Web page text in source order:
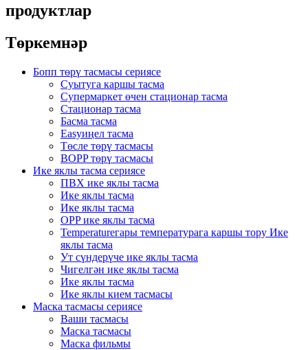
продуктлар
Төркемнәр
Бопп төрү тасмасы сериясе
Суытуга каршы тасма
Супермаркет өчен стационар тасма
Стационар тасма
Басма тасма
Easyиңел тасма
Төсле төрү тасмасы
BOPP төрү тасмасы
Ике яклы тасма сериясе
ПВХ ике яклы тасма
Ике яклы тасма
Ике яклы тасма
OPP ике яклы тасма
Temperatureгары температурага каршы тору Ике
яклы тасма
Ут сүндерүче ике яклы тасма
Чигелгән ике яклы тасма
Ике яклы тасма
Ике яклы кием тасмасы
Маска тасмасы сериясе
Ваши тасмасы
Маска тасмасы
Маска фильмы